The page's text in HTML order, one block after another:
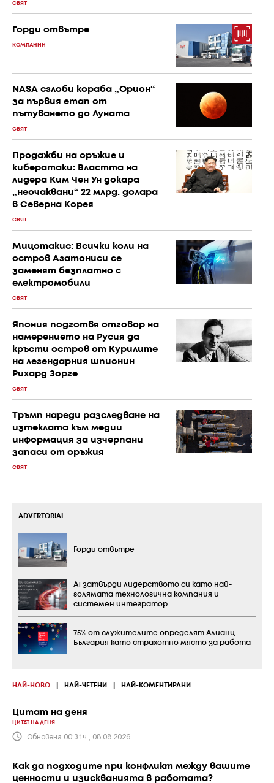
СВЯТ
Горди отвътре
КОМПАНИИ
NASA сглоби кораба „Орион“
за първия етап от
пътуването до Луната
СВЯТ
Продажби на оръжие и
кибератаки: Властта на
лидера Ким Чен Ун докара
„неочаквани“ 22 млрд. долара
в Северна Корея
СВЯТ
Мицотакис: Всички коли на
остров Агатониси се
заменят безплатно с
електромобили
СВЯТ
Япония подготвя отговор на
намерението на Русия да
кръсти остров от Курилите
на легендарния шпионин
Рихард Зорге
СВЯТ
Тръмп нареди разследване на
изтеклата към медии
информация за изчерпани
запаси от оръжия
СВЯТ
НАЙ-НОВО НАЙ-ЧЕТЕНИ НАЙ-КОМЕНТИРАНИ
Цитат на деня
ЦИТАТ НА ДЕНЯ
Обновена 00:31ч., 08.08.2026
Как да подходите при конфликт между вашите
ценности и изискванията в работата?
ADVERTORIAL
Горди отвътре
А1 затвърди лидерството си като най-
голямата технологична компания и
системен интегратор
75% от служителите определят Алианц
България като страхотно място за работа